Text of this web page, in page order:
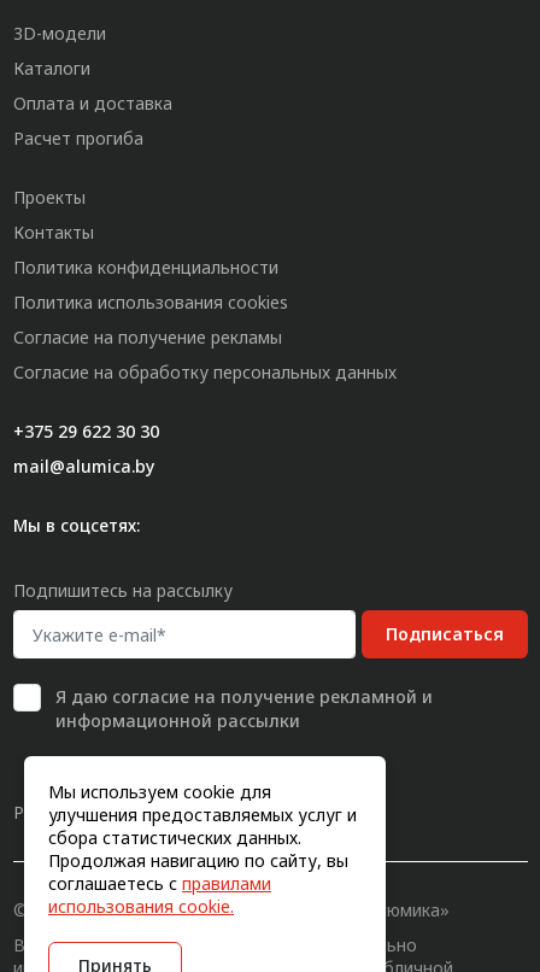
Мы используем cookie для
улучшения предоставляемых услуг и
сбора статистических данных.
Продолжая навигацию по сайту, вы
соглашаетесь с правилами
использования cookie.
Принять
3D-модели
Каталоги
Оплата и доставка
Расчет прогиба
Проекты
Контакты
Политика конфиденциальности
Политика использования cookies
Согласие на получение рекламы
Согласие на обработку персональных данных
+375 29 622 30 30
mail@alumica.by
Мы в соцсетях:
Подпишитесь на рассылку
Подписаться
Я даю согласиена получение рекламной и
информационной рассылки
Разработка сайта
© 2011-2026, Конструкционный профиль «Алюмика»
Вся информация на сайте имеет исключительно